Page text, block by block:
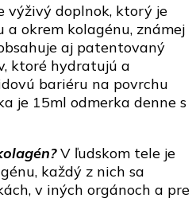
výživý doplnok, ktorý je
a okrem kolagénu, známej
aj patentovaný
ktoré hydratujú a
bariéru na povrchu
je 15ml odmerka denne s
V ľudskom tele je
každý z nich sa
v iných orgánoch a pre